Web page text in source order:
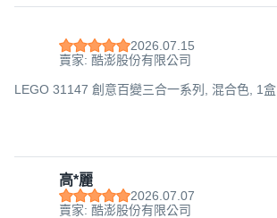
2026.07.15
賣家: 酷澎股份有限公司
LEGO 31147 創意百變三合一系列, 混合色, 1盒
高*麗
2026.07.07
賣家: 酷澎股份有限公司